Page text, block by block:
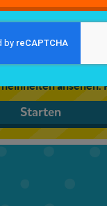
ansehen.
Starten